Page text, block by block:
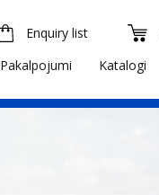
Enquiry list
Pakalpojumi Katalogi